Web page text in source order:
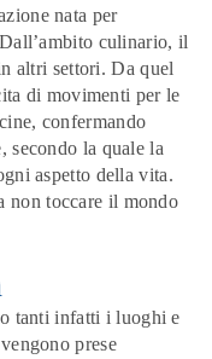
nata per
culinario, il
altri settori. Da quel
di movimenti per le
confermando
secondo la quale la
aspetto della vita.
non toccare il mondo
tanti infatti i luoghi e
prese